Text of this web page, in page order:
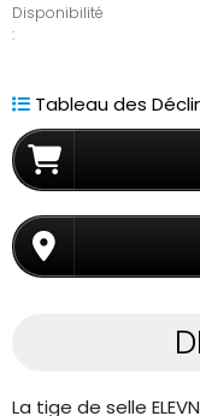
Disponibilité
:
Tableau des
La tige de selle